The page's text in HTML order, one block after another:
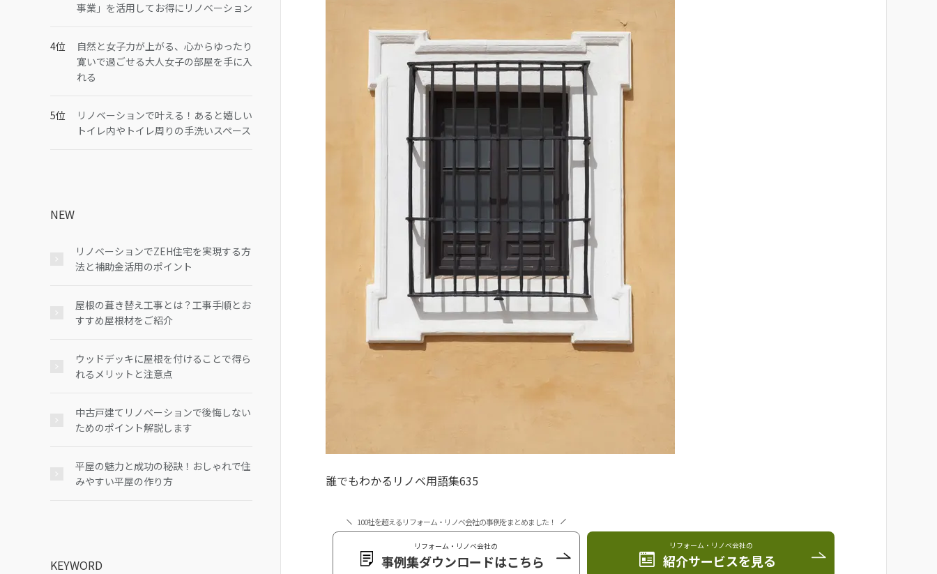
誰でもわかるリノベ用語集635
100社を超えるリフォーム・リノベ会社の事例をまとめました！
リフォーム・リノベ会社の
事例集ダウンロードはこちら
リフォーム・リノベ会社の
紹介サービスを見る
事業」を活用してお得にリノベーション
自然と女子力が上がる、心からゆったり
寛いで過ごせる大人女子の部屋を手に入
れる
リノベーションで叶える！あると嬉しい
トイレ内やトイレ周りの手洗いスペース
NEW
リノベーションでZEH住宅を実現する方
法と補助金活用のポイント
屋根の葺き替え工事とは？工事手順とお
すすめ屋根材をご紹介
ウッドデッキに屋根を付けることで得ら
れるメリットと注意点
中古戸建てリノベーションで後悔しない
ためのポイント解説します
平屋の魅力と成功の秘訣！おしゃれで住
みやすい平屋の作り方
KEYWORD